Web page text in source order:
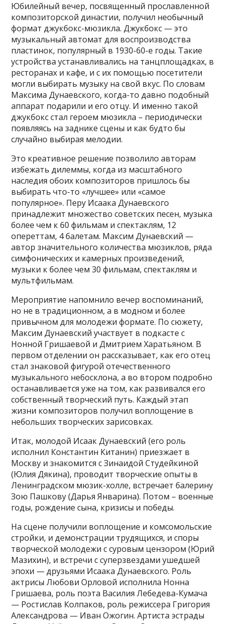
Юбилейный вечер, посвященный прославленной
композиторской династии, получил необычный
формат джукбокс-мюзикла. Джукбокс — это
музыкальный автомат для воспроизводства
пластинок, популярный в 1930-60-е годы. Такие
устройства устанавливались на танцплощадках, в
ресторанах и кафе, и с их помощью посетители
могли выбирать музыку на свой вкус. По словам
Максима Дунаевского, когда-то давно подобный
аппарат подарили и его отцу. И именно такой
джукбокс стал героем мюзикла – периодически
появляясь на заднике сцены и как будто бы
случайно выбирая мелодии.
Это креативное решение позволило авторам
избежать дилеммы, когда из масштабного
наследия обоих композиторов пришлось бы
выбирать что-то «лучшее» или «самое
популярное». Перу Исаака Дунаевского
принадлежит множество советских песен, музыка
более чем к 60 фильмам и спектаклям, 12
опереттам, 4 балетам. Максим Дунаевский —
автор значительного количества мюзиклов, ряда
симфонических и камерных произведений,
музыки к более чем 30 фильмам, спектаклям и
мультфильмам.
Мероприятие напомнило вечер воспоминаний,
но не в традиционном, а в модном и более
привычном для молодежи формате. По сюжету,
Максим Дунаевский участвует в подкасте с
Нонной Гришаевой и Дмитрием Харатьяном. В
первом отделении он рассказывает, как его отец
стал знаковой фигурой отечественного
музыкального небосклона, а во втором подробно
останавливается уже на том, как развивался его
собственный творческий путь. Каждый этап
жизни композиторов получил воплощение в
небольших творческих зарисовках.
Итак, молодой Исаак Дунаевский (его роль
исполнил Константин Китанин) приезжает в
Москву и знакомится с Зинаидой Студейкиной
(Юлия Дякина), проводит творческие опыты в
Ленинградском мюзик-холле, встречает балерину
Зою Пашкову (Дарья Январина). Потом – военные
годы, рождение сына, кризисы и победы.
На сцене получили воплощение и комсомольские
стройки, и демонстрации трудящихся, и споры
творческой молодежи с суровым цензором (Юрий
Мазихин), и встречи с суперзвездами ушедшей
эпохи — друзьями Исаака Дунаевского. Роль
актрисы Любови Орловой исполнила Нонна
Гришаева, роль поэта Василия Лебедева-Кумача
— Ростислав Колпаков, роль режиссера Григория
Александрова — Иван Ожогин. Артиста эстрады